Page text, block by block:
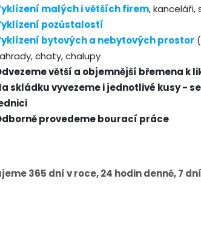
malých i větších firem, kanceláři,
pozůstalostí
bytových a nebytových prostor
chaty, chalupy
větší a objemnější břemena k
skládku vyvezeme i jednotlivé kusy -
provedeme bourací práce
365 dní v roce, 24 hodin denně, 7